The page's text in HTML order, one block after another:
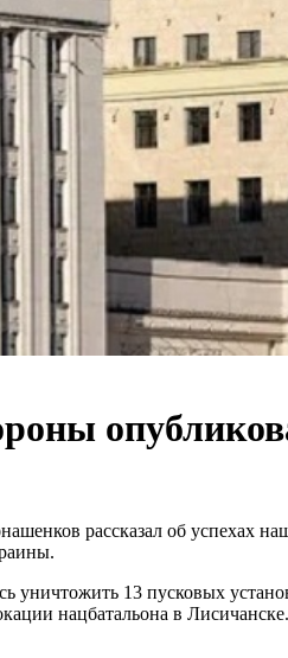
рассказал об успехах
уничтожить 13 пусковых
нацбатальона в